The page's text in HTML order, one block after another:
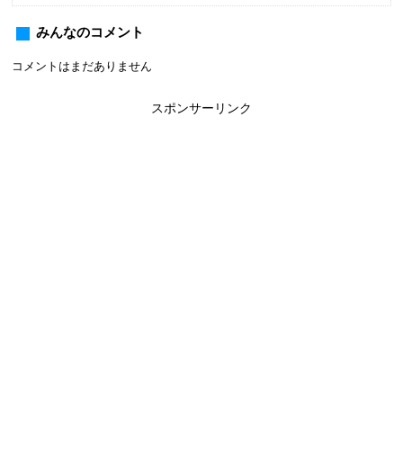
みんなのコメント
コメントはまだありません
スポンサーリンク